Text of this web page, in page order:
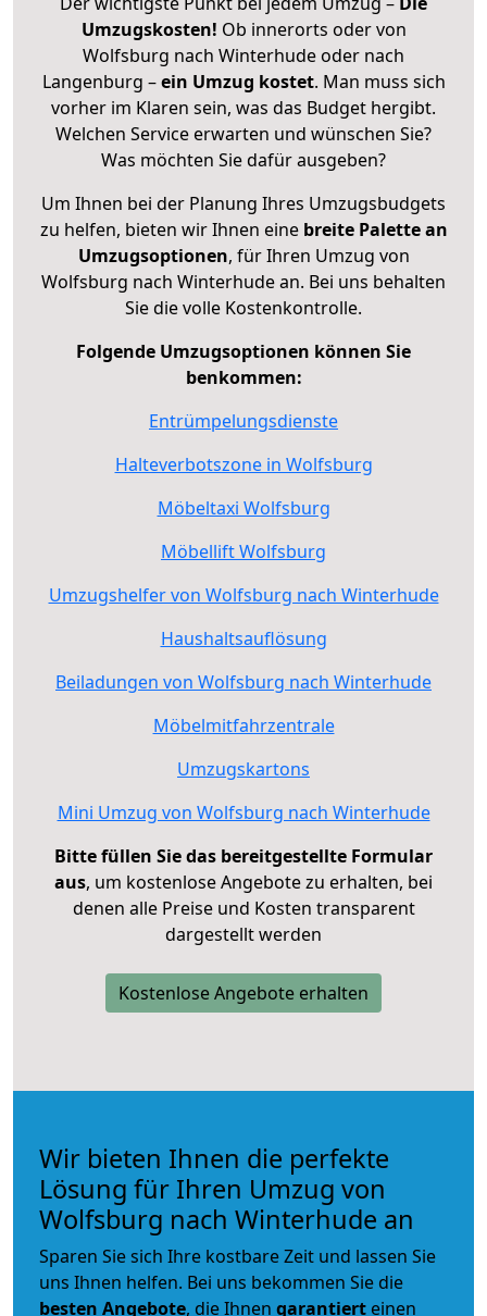
Umzugskosten! Ob innerorts oder von
Wolfsburg nach Winterhude oder nach
Langenburg –ein Umzug kostet. Man muss sich
vorher im Klaren sein, was das Budget hergibt.
Welchen Service erwarten und wünschen Sie?
Was möchten Sie dafür ausgeben?
Um Ihnen bei der Planung Ihres Umzugsbudgets
zu helfen, bieten wir Ihnen eine breite Palette an
Umzugsoptionen, für Ihren Umzug von
Wolfsburg nach Winterhude an. Bei uns behalten
Sie die volle Kostenkontrolle.
Folgende Umzugsoptionen können Sie
benkommen:
Entrümpelungsdienste
Halteverbotszone in Wolfsburg
Möbeltaxi Wolfsburg
Möbellift Wolfsburg
Umzugshelfer von Wolfsburg nach Winterhude
Haushaltsauflösung
Beiladungen von Wolfsburg nach Winterhude
Möbelmitfahrzentrale
Umzugskartons
Mini Umzug von Wolfsburg nach Winterhude
Bitte füllen Sie das bereitgestellte Formular
aus, um kostenlose Angebote zu erhalten, bei
denen alle Preise und Kosten transparent
dargestellt werden
Kostenlose Angebote erhalten
Wir bieten Ihnen die perfekte
Lösung für Ihren Umzug von
Wolfsburg nach Winterhude an
Sparen Sie sich Ihre kostbare Zeit und lassen Sie
uns Ihnen helfen. Bei uns bekommen Sie die
besten Angebote, die Ihnen garantiert einen